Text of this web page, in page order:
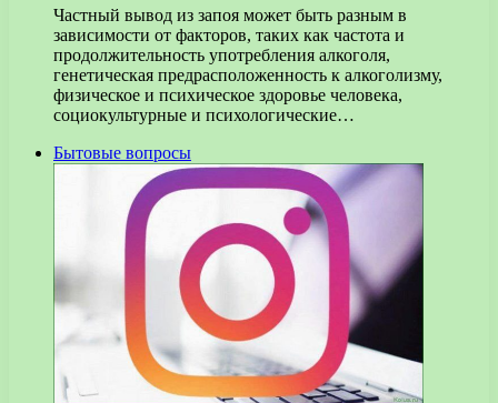
Частный вывод из запоя может быть разным в
зависимости от факторов, таких как частота и
продолжительность употребления алкоголя,
генетическая предрасположенность к алкоголизму,
физическое и психическое здоровье человека,
социокультурные и психологические…
Бытовые вопросы